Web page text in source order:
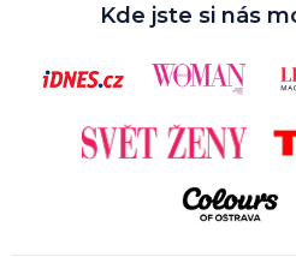
Kde jste si nás